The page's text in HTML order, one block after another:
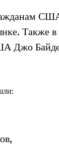
Также в
Джо